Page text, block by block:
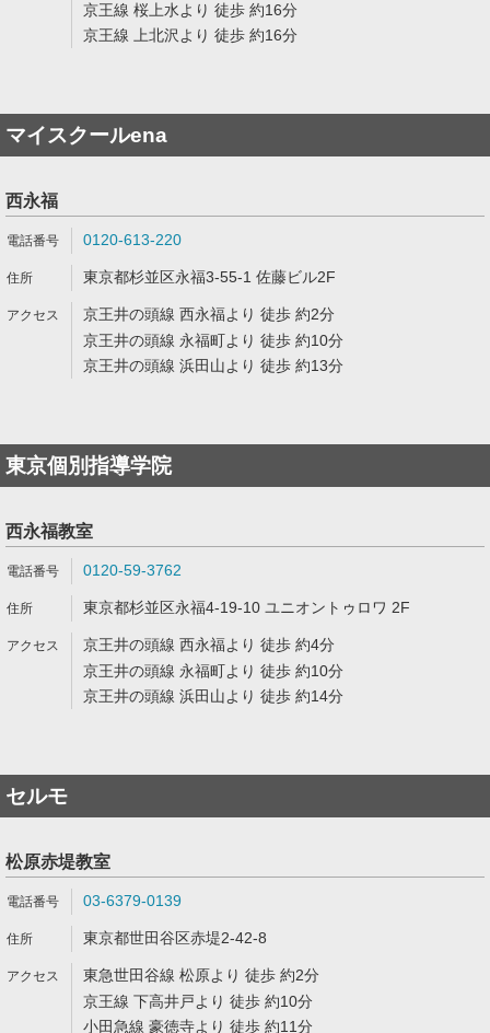
京王線 桜上水より 徒歩 約16分
京王線 上北沢より 徒歩 約16分
マイスクールena
西永福
0120-613-220
東京都杉並区永福3-55-1 佐藤ビル2F
京王井の頭線 西永福より 徒歩 約2分
京王井の頭線 永福町より 徒歩 約10分
京王井の頭線 浜田山より 徒歩 約13分
東京個別指導学院
西永福教室
0120-59-3762
東京都杉並区永福4-19-10 ユニオントゥロワ 2F
京王井の頭線 西永福より 徒歩 約4分
京王井の頭線 永福町より 徒歩 約10分
京王井の頭線 浜田山より 徒歩 約14分
セルモ
松原赤堤教室
03-6379-0139
東京都世田谷区赤堤2-42-8
東急世田谷線 松原より 徒歩 約2分
京王線 下高井戸より 徒歩 約10分
小田急線 豪徳寺より 徒歩 約11分